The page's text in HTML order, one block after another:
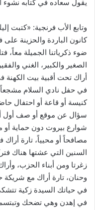
يقول سعاده في كتابه نشوء
وتابع الأب فرنجية: «كتبت
كانون الباردة والحزينة
ضوء ذكرياتنا الجميلة
الصغير والكبير، الغني
أراك تحت أقبية بيت الكهنة
في حفل نادي السلام
كنيسة أو قاعة أو احتفال
سؤال عن موقع أو صف أول
شوارع بيروت دون حماية
مصافحاً أو محيياً، تارة
السنين التي عشتها هناك
زغرتا ومن أبناء الحزب،
وحنان، تارة أراك مع شريكة
في حياتك السيدة زكية
في إهدن وهي تضحك وتبتسم